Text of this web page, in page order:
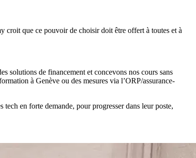
croit que ce pouvoir de choisir doit être offert à toutes et à
solutions de financement et concevons nos cours sans
à Genève ou des mesures via l’ORP/assurance-
en forte demande, pour progresser dans leur poste,